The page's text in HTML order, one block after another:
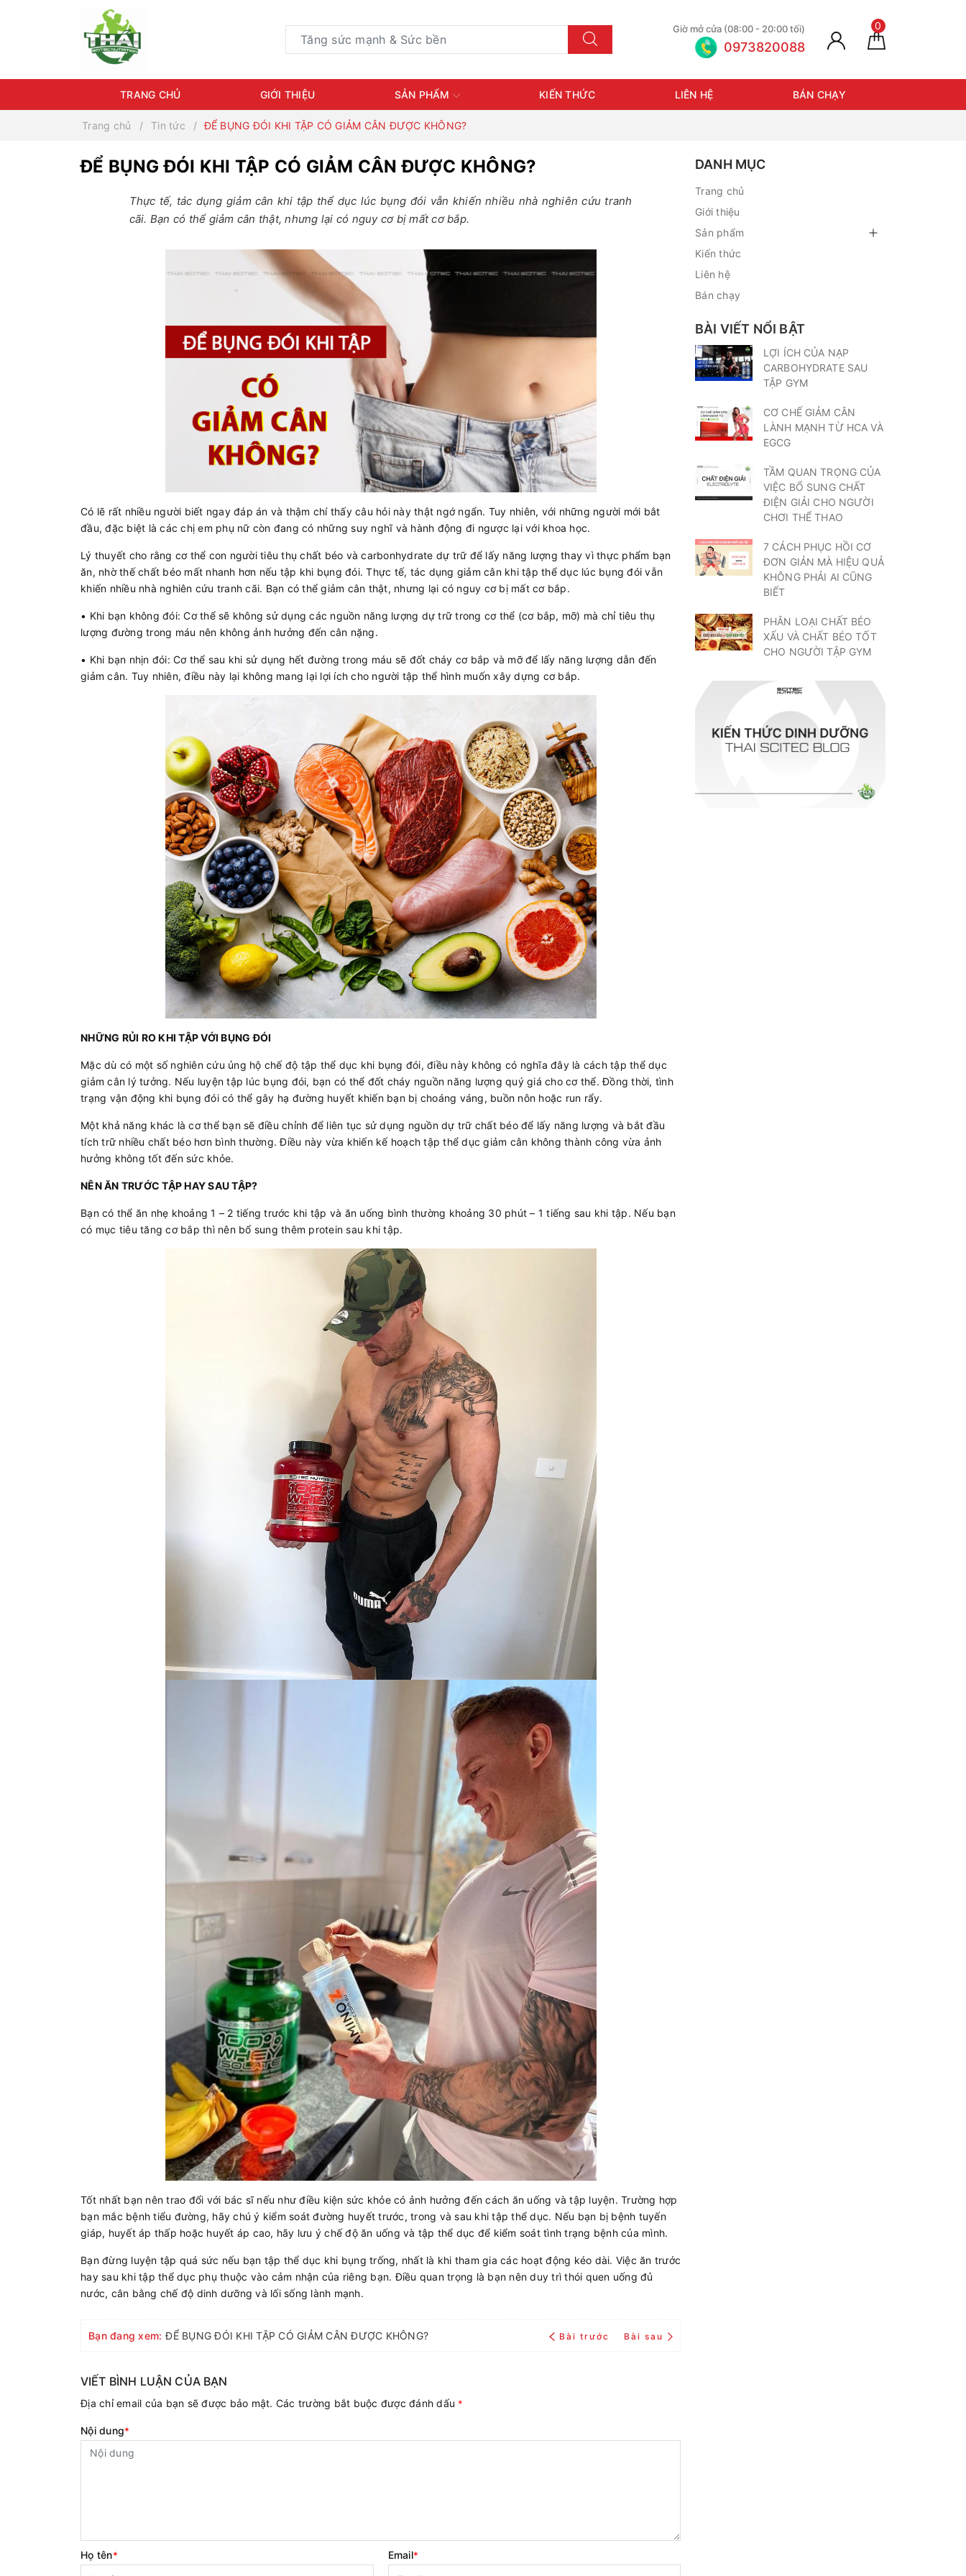
0
Giờ mở cửa (08:00 - 20:00 tối)
0973820088
TRANG CHỦ GIỚI THIỆU SẢN PHẨM KIẾN THỨC LIÊN HỆ BÁN CHẠY
Trang chủ Tin tức ĐỂ BỤNG ĐÓI KHI TẬP CÓ GIẢM CÂN ĐƯỢC KHÔNG?
ĐỂ BỤNG ĐÓI KHI TẬP CÓ GIẢM CÂN ĐƯỢC KHÔNG?
Thực tế, tác dụng giảm cân khi tập thể dục lúc bụng đói vẫn khiến nhiều nhà nghiên cứu tranh
cãi. Bạn có thể giảm cân thật, nhưng lại có nguy cơ bị mất cơ bắp.
Có lẽ rất nhiều người biết ngay đáp án và thậm chí thấy câu hỏi này thật ngớ ngẩn. Tuy nhiên, với những người mới bắt
đầu, đặc biệt là các chị em phụ nữ còn đang có những suy nghĩ và hành động đi ngược lại với khoa học.
Lý thuyết cho rằng cơ thể con người tiêu thụ chất béo và carbonhydrate dự trữ để lấy năng lượng thay vì thực phẩm bạn
ăn, nhờ thế chất béo mất nhanh hơn nếu tập khi bụng đói. Thực tế, tác dụng giảm cân khi tập thể dục lúc bụng đói vẫn
khiến nhiều nhà nghiên cứu tranh cãi. Bạn có thể giảm cân thật, nhưng lại có nguy cơ bị mất cơ bắp.
• Khi bạn không đói: Cơ thể sẽ không sử dụng các nguồn năng lượng dự trữ trong cơ thể (cơ bắp, mỡ) mà chỉ tiêu thụ
lượng đường trong máu nên không ảnh hưởng đến cân nặng.
• Khi bạn nhịn đói: Cơ thể sau khi sử dụng hết đường trong máu sẽ đốt cháy cơ bắp và mỡ để lấy năng lượng dẫn đến
giảm cân. Tuy nhiên, điều này lại không mang lại lợi ích cho người tập thể hình muốn xây dựng cơ bắp.
NHỮNG RỦI RO KHI TẬP VỚI BỤNG ĐÓI
Mặc dù có một số nghiên cứu ủng hộ chế độ tập thể dục khi bụng đói, điều này không có nghĩa đây là cách tập thể dục
giảm cân lý tưởng. Nếu luyện tập lúc bụng đói, bạn có thể đốt cháy nguồn năng lượng quý giá cho cơ thể. Đồng thời, tình
trạng vận động khi bụng đói có thể gây hạ đường huyết khiến bạn bị choáng váng, buồn nôn hoặc run rẩy.
Một khả năng khác là cơ thể bạn sẽ điều chỉnh để liên tục sử dụng nguồn dự trữ chất béo để lấy năng lượng và bắt đầu
tích trữ nhiều chất béo hơn bình thường. Điều này vừa khiến kế hoạch tập thể dục giảm cân không thành công vừa ảnh
hưởng không tốt đến sức khỏe.
NÊN ĂN TRƯỚC TẬP HAY SAU TẬP?
Bạn có thể ăn nhẹ khoảng 1 – 2 tiếng trước khi tập và ăn uống bình thường khoảng 30 phút – 1 tiếng sau khi tập. Nếu bạn
có mục tiêu tăng cơ bắp thì nên bổ sung thêm protein sau khi tập.
Tốt nhất bạn nên trao đổi với bác sĩ nếu như điều kiện sức khỏe có ảnh hưởng đến cách ăn uống và tập luyện. Trường hợp
bạn mắc bệnh tiểu đường, hãy chú ý kiểm soát đường huyết trước, trong và sau khi tập thể dục. Nếu bạn bị bệnh tuyến
giáp, huyết áp thấp hoặc huyết áp cao, hãy lưu ý chế độ ăn uống và tập thể dục để kiểm soát tình trạng bệnh của mình.
Bạn đừng luyện tập quá sức nếu bạn tập thể dục khi bụng trống, nhất là khi tham gia các hoạt động kéo dài. Việc ăn trước
hay sau khi tập thể dục phụ thuộc vào cảm nhận của riêng bạn. Điều quan trọng là bạn nên duy trì thói quen uống đủ
nước, cân bằng chế độ dinh dưỡng và lối sống lành mạnh.
Bạn đang xem: ĐỂ BỤNG ĐÓI KHI TẬP CÓ GIẢM CÂN ĐƯỢC KHÔNG? Bài trước Bài sau
VIẾT BÌNH LUẬN CỦA BẠN
Địa chỉ email của bạn sẽ được bảo mật. Các trường bắt buộc được đánh dấu *
Nội dung*
Họ tên* Email*
DANH MỤC
Trang chủ
Giới thiệu
Sản phẩm
Kiến thức
Liên hệ
Bán chạy
BÀI VIẾT NỔI BẬT
LỢI ÍCH CỦA NẠP
CARBOHYDRATE SAU
TẬP GYM
CƠ CHẾ GIẢM CÂN
LÀNH MẠNH TỪ HCA VÀ
EGCG
TẦM QUAN TRỌNG CỦA
VIỆC BỔ SUNG CHẤT
ĐIỆN GIẢI CHO NGƯỜI
CHƠI THỂ THAO
7 CÁCH PHỤC HỒI CƠ
ĐƠN GIẢN MÀ HIỆU QUẢ
KHÔNG PHẢI AI CŨNG
BIẾT
PHÂN LOẠI CHẤT BÉO
XẤU VÀ CHẤT BÉO TỐT
CHO NGƯỜI TẬP GYM